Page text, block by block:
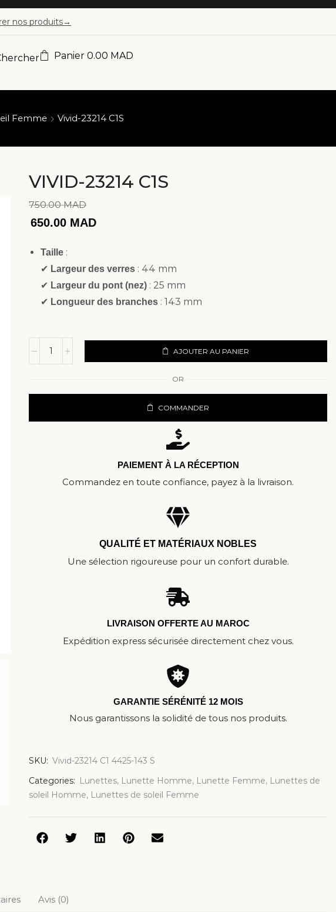
nos produits→
Panier 0.00 MAD
Femme Vivid-23214 C1S
VIVID-23214 C1S
750.00MAD
650.00 MAD
Taille :
✔ Largeur des verres : 44 mm
✔ Largeur du pont (nez) : 25 mm
✔ Longueur des branches : 143 mm
AJOUTER AU PANIER
OR
COMMANDER
PAIEMENT À LA RÉCEPTION
Commandez en toute confiance, payez à la livraison.
QUALITÉ ET MATÉRIAUX NOBLES
Une sélection rigoureuse pour un confort durable.
LIVRAISON OFFERTE AU MAROC
Expédition express sécurisée directement chez vous.
GARANTIE SÉRÉNITÉ 12 MOIS
Nous garantissons la solidité de tous nos produits.
SKU: Vivid-23214 C1 4425-143 S
Categories: Lunettes, Lunette Homme, Lunette Femme, Lunettes de
soleil Homme, Lunettes de soleil Femme
Avis (0)